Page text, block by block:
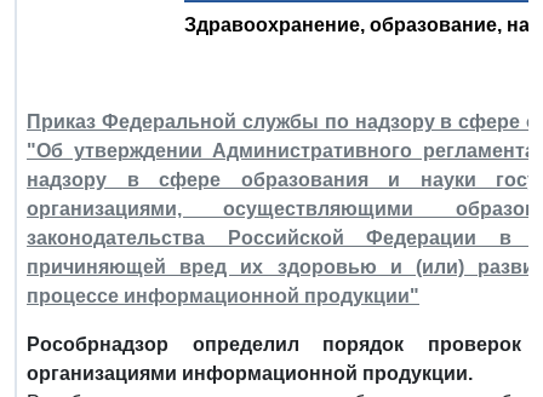
Здравоохранение, образование,
Приказ Федеральной службы по надзору в сфере
"Об утверждении Административного
надзору в сфере образования и науки
организациями, осуществляющими
законодательства Российской Федерации
причиняющей вред их здоровью и (или)
процессе информационной продукции"
Рособрнадзор определил порядок проверок
организациями информационной продукции.